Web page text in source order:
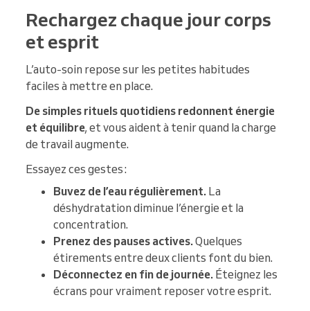
Rechargez chaque jour corps
et esprit
L’auto-soin repose sur les petites habitudes
faciles à mettre en place.
De simples rituels quotidiens redonnent énergie
et équilibre, et vous aident à tenir quand la charge
de travail augmente.
Essayez ces gestes :
Buvez de l’eau régulièrement. La
déshydratation diminue l’énergie et la
concentration.
Prenez des pauses actives.Quelques
étirements entre deux clients font du bien.
Déconnectez en fin de journée. Éteignez les
écrans pour vraiment reposer votre esprit.